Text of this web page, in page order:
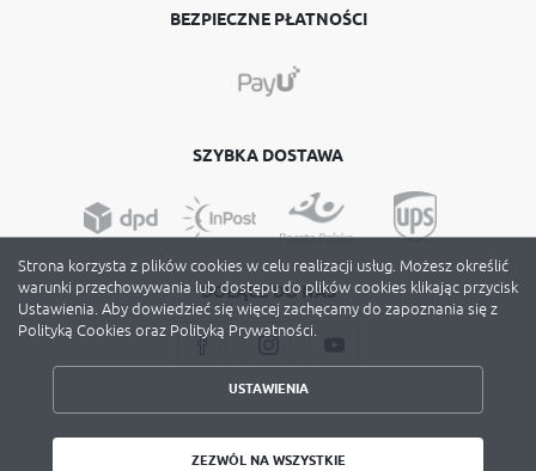
BEZPIECZNE PŁATNOŚCI
SZYBKA DOSTAWA
DOŁĄCZ DO NAS
Copyright by avery-zweckform.poznan.pl
Strona korzysta z plików cookies w celu realizacji usług. Możesz określić
warunki przechowywania lub dostępu do plików cookies klikając przycisk
Ustawienia. Aby dowiedzieć się więcej zachęcamy do zapoznania się z
Polityką Cookies oraz Polityką Prywatności.
USTAWIENIA
ZEZWÓL NA WSZYSTKIE
ZAPISZ WYBRANE